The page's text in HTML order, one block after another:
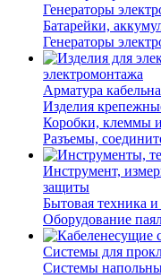
Генераторы
Батарейки,
Генераторы
электромонтажа
Арматура
Изделия
Коробки, клеммы
Разъемы,
Инструмент,
защиты
Бытовая техника и
Оборудование
Системы для
Системы